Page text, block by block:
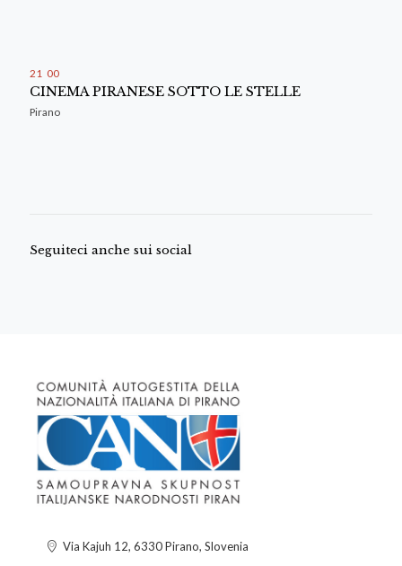
21 00
CINEMA PIRANESE SOTTO LE STELLE
Pirano
Seguiteci anche sui social
Via Kajuh 12, 6330 Pirano, Slovenia